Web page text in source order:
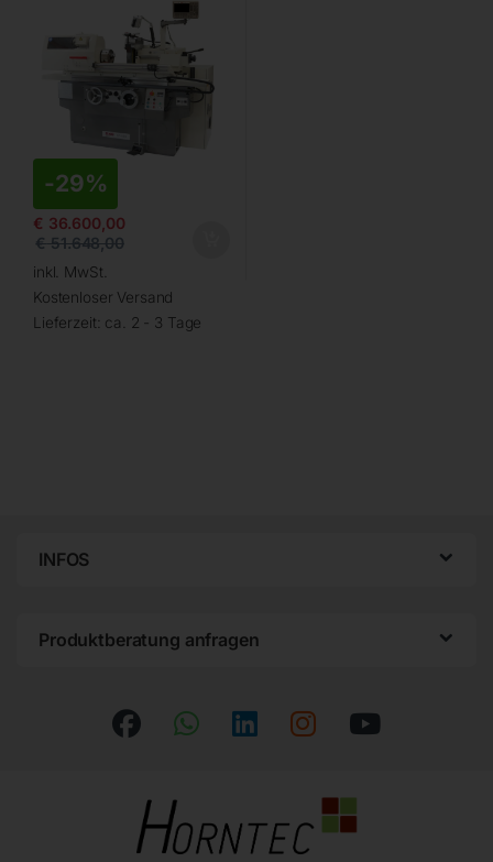
-29%
€ 36.600,00
€51.648,00
inkl. MwSt.
Kostenloser Versand
Lieferzeit: ca. 2 - 3 Tage
INFOS
Produktberatung anfragen